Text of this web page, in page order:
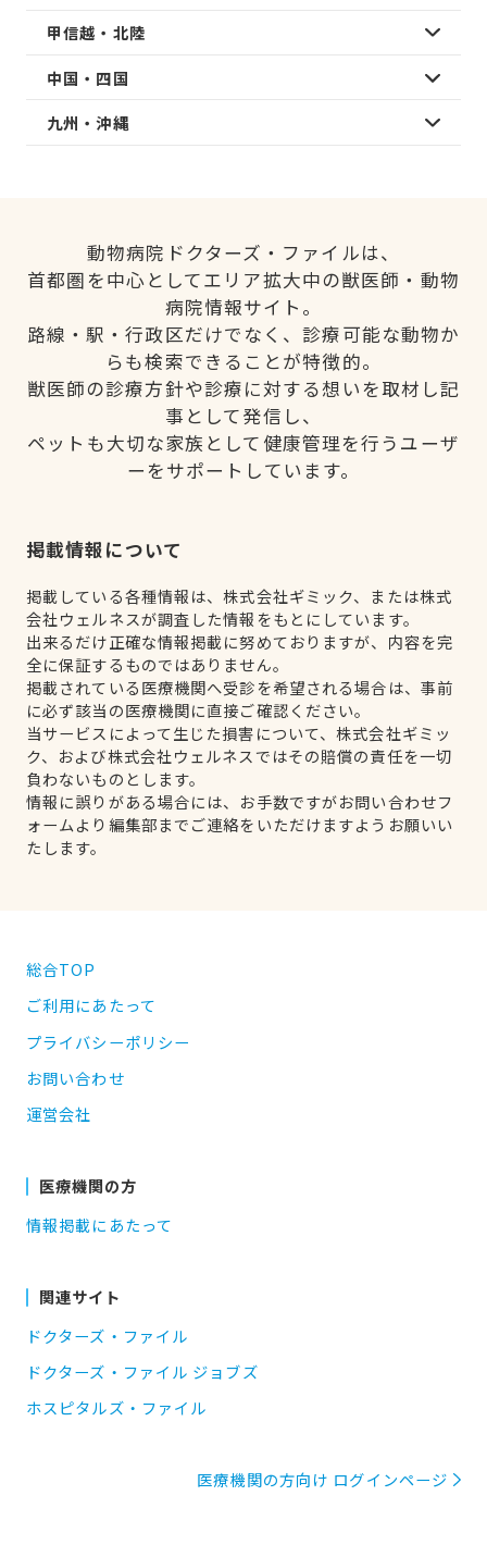
甲信越・北陸
中国・四国
九州・沖縄
動物病院ドクターズ・ファイルは、
首都圏を中心としてエリア拡大中の獣医師・動物
病院情報サイト。
路線・駅・行政区だけでなく、診療可能な動物か
らも検索できることが特徴的。
獣医師の診療方針や診療に対する想いを取材し記
事として発信し、
ペットも大切な家族として健康管理を行うユーザ
ーをサポートしています。
掲載情報について
掲載している各種情報は、株式会社ギミック、または株式
会社ウェルネスが調査した情報をもとにしています。
出来るだけ正確な情報掲載に努めておりますが、内容を完
全に保証するものではありません。
掲載されている医療機関へ受診を希望される場合は、事前
に必ず該当の医療機関に直接ご確認ください。
当サービスによって生じた損害について、株式会社ギミッ
ク、および株式会社ウェルネスではその賠償の責任を一切
負わないものとします。
情報に誤りがある場合には、お手数ですがお問い合わせフ
ォームより編集部までご連絡をいただけますようお願いい
たします。
総合TOP
ご利用にあたって
プライバシーポリシー
お問い合わせ
運営会社
医療機関の方
情報掲載にあたって
関連サイト
ドクターズ・ファイル
ドクターズ・ファイル ジョブズ
ホスピタルズ・ファイル
医療機関の方向け ログインページ